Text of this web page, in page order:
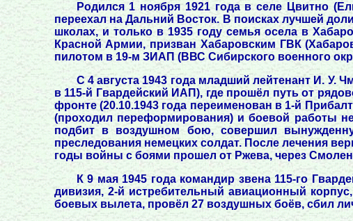
Родился 1 ноября 1921 года в селе Цвитно
переехал на Дальний Восток. В поисках лучшей
школах, и только в 1935 году семья осела в
Красной Армии, призван Хабаровским ГВК
пилотом в 19-м ЗИАП (ВВС Сибирского военного
С 4 августа 1943 года младший лейтенант И. У.
в 115-й Гвардейский ИАП), где прошёл путь от
фронте (20.10.1943 года переименован в 1-й
(проходил переформирования) и боевой работы
подбит в воздушном бою, совершил
преследования немецких солдат. После лечения
годы войны с боями прошел от Ржева, через
К 9 мая 1945 года командир звена 115-го
дивизия, 2-й истребительный авиационный
боевых вылета, провёл 27 воздушных боёв, сбил